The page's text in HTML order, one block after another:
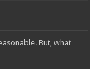
But, what